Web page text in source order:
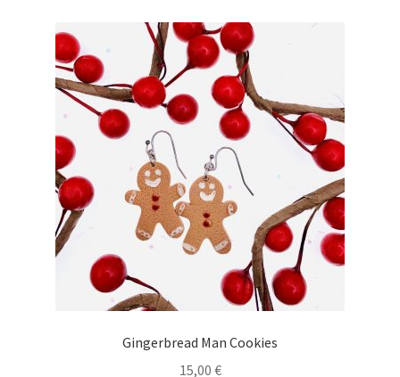
Gingerbread Man Cookies
15,00 €